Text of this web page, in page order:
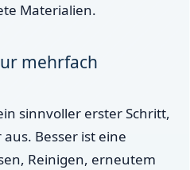
Materialien.
mehrfach
sinnvoller erster Schritt,
Besser ist eine
Reinigen, erneutem